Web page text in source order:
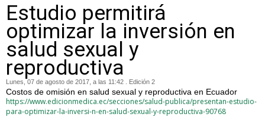
Estudio permitirá
optimizar la inversión en
salud sexual y
reproductiva
Lunes, 07 de agosto de 2017, a las 11:42 . Edición 2
Costos de omisión en salud sexual y reproductiva en Ecuador
https://www.edicionmedica.ec/secciones/salud-publica/presentan-estudio-
para-optimizar-la-inversi-n-en-salud-sexual-y-reproductiva-90768